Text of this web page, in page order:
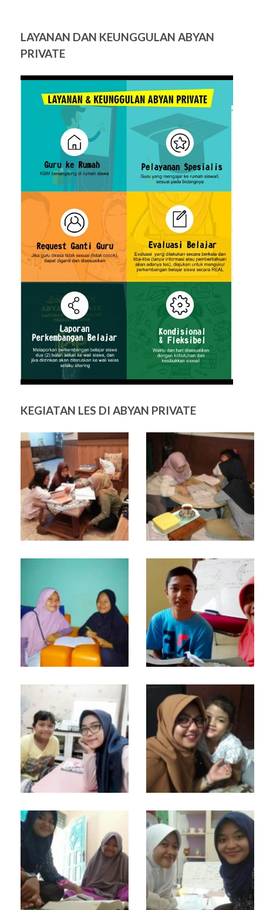
LAYANAN DAN KEUNGGULAN ABYAN
PRIVATE
KEGIATAN LES DI ABYAN PRIVATE